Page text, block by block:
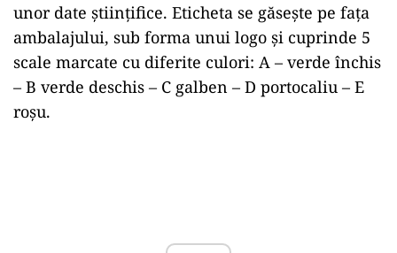
unor date științifice. Eticheta se găsește pe fața
ambalajului, sub forma unui logo și cuprinde 5
scale marcate cu diferite culori: A – verde închis
– B verde deschis – C galben – D portocaliu – E
roşu.